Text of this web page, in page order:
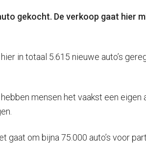
gekocht. De verkoop gaat hier
in totaal 5.615 nieuwe auto’s
mensen het vaakst een eigen
om bijna 75.000 auto’s voor